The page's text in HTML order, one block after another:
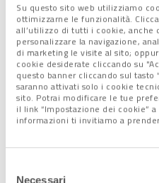
Su questo sito web utilizziamo
ottimizzarne le funzionalità.
all’utilizzo di tutti i cookie,
personalizzare la navigazione,
di marketing le visite al sito;
cookie desiderate cliccando su
questo banner cliccando sul tasto
saranno attivati solo i cookie
sito. Potrai modificare le tue
il link “Impostazione dei cookie”
informazioni ti invitiamo a
Necessari
Gli “interruttori genetici”
che potrebbero fermare
l’Alzheimer
7 Ottobre 2025